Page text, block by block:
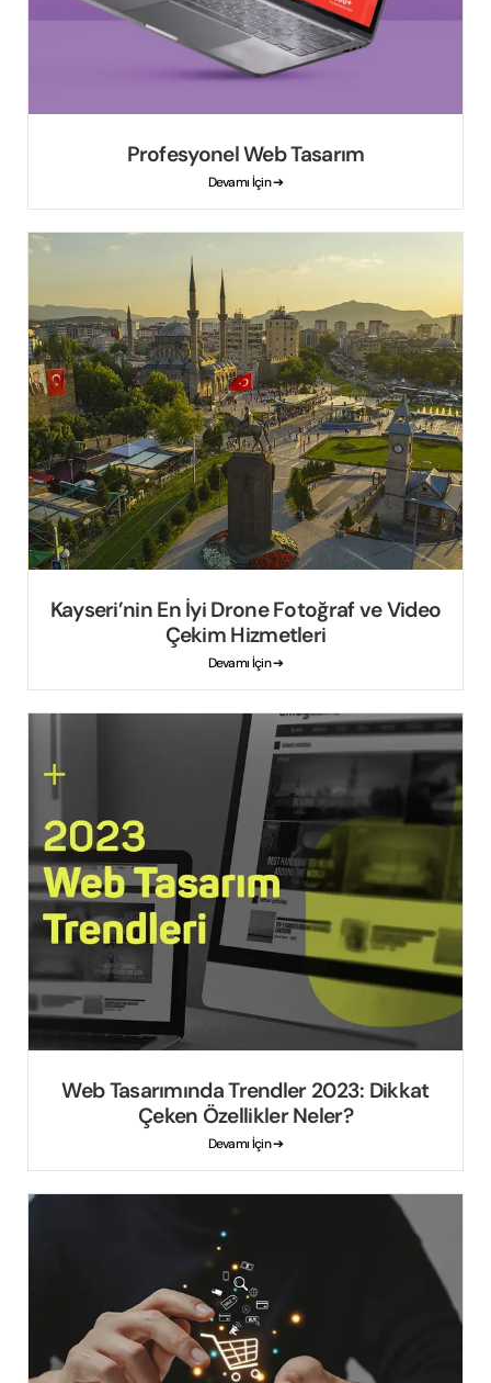
Profesyonel Web Tasarım
Devamı İçin ➔
Kayseri’nin En İyi Drone Fotoğraf ve Video
Çekim Hizmetleri
Devamı İçin ➔
Web Tasarımında Trendler 2023: Dikkat
Çeken Özellikler Neler?
Devamı İçin ➔